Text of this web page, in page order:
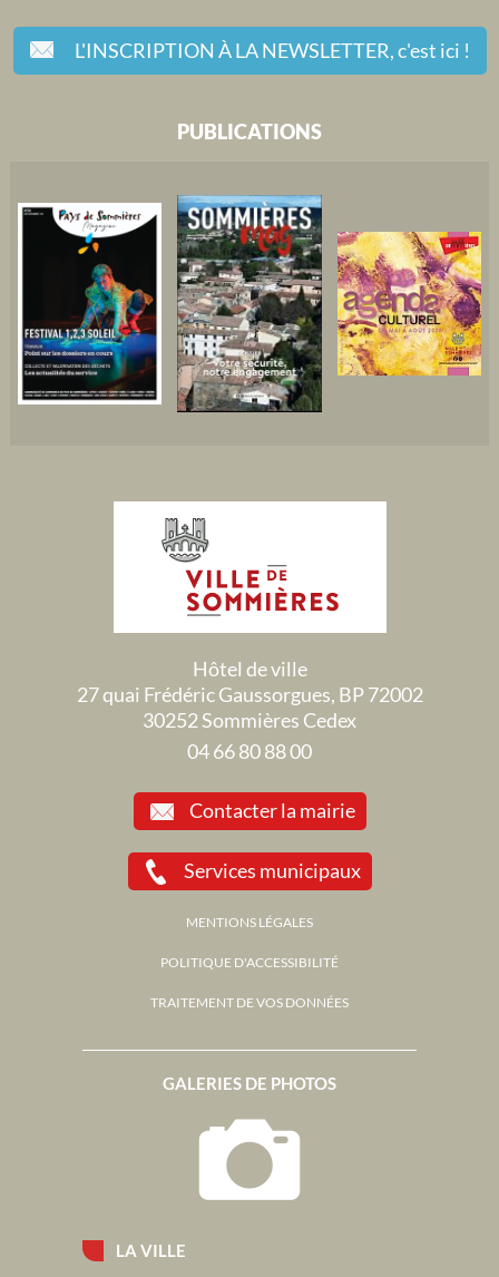
L'INSCRIPTION À LA NEWSLETTER,c'est ici !
LA VILLE
GALERIES DE PHOTOS
PUBLICATIONS
Hôtel de ville
27 quai Frédéric Gaussorgues, BP 72002
30252 Sommières Cedex
04 66 80 88 00
Contacter la mairie
Services municipaux
MENTIONS LÉGALES
POLITIQUE D'ACCESSIBILITÉ
TRAITEMENT DE VOS DONNÉES